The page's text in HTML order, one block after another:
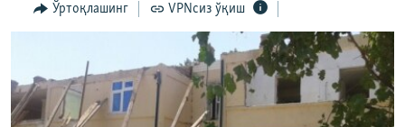
Озодлик бошқа тилларда
Ўртоқлашинг VPNсиз ўқиш